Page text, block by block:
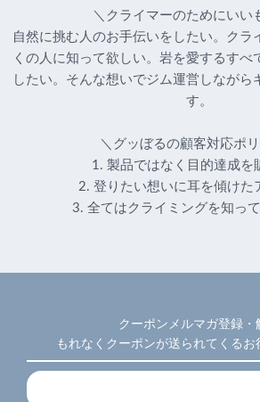
＼クライマーのためにいい
自然に挑む人のお手伝いをしたい。クラ
くの人に知って欲しい。岩を愛するすべ
したい。そんな想いでジム運営しながら
す。
＼グッぼるの顧客対応ポ
1. 製品ではなく目的達成を
2. 登りたい想いに耳を傾けた
3. 全てはクライミングを知っ
クーポンメルマガ登録・
もれなくクーポンが送られてくるお